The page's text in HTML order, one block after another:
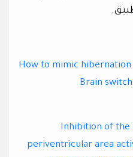
How to mimic
Brain
Inhibition of the
periventricular area